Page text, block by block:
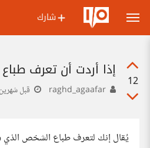
شارك
12
إذا أردت أن تعرف
قبل شهرين
يُقال إنك لتعرف طباع الشخص الذي